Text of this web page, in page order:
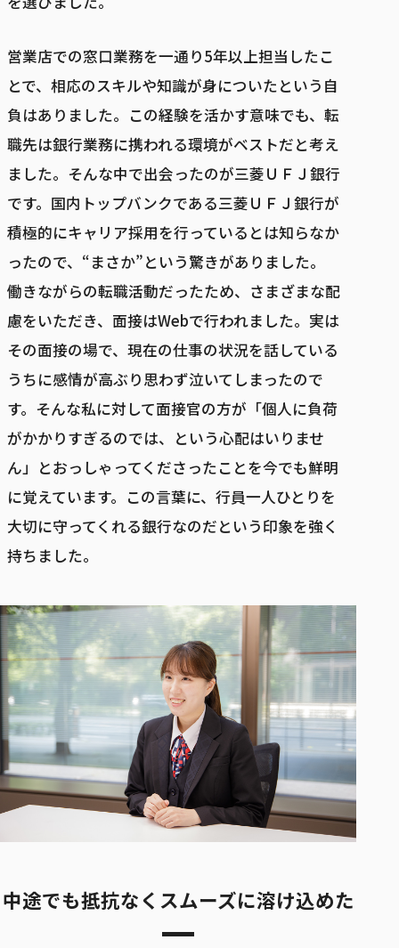
営業店での窓口業務を一通り5年以上担当したこ
とで、相応のスキルや知識が身についたという自
負はありました。この経験を活かす意味でも、転
職先は銀行業務に携われる環境がベストだと考え
ました。そんな中で出会ったのが三菱ＵＦＪ銀行
です。国内トップバンクである三菱ＵＦＪ銀行が
積極的にキャリア採用を行っているとは知らなか
ったので、“まさか”という驚きがありました。
働きながらの転職活動だったため、さまざまな配
慮をいただき、面接はWebで行われました。実は
その面接の場で、現在の仕事の状況を話している
うちに感情が高ぶり思わず泣いてしまったので
す。そんな私に対して面接官の方が「個人に負荷
がかかりすぎるのでは、という心配はいりませ
ん」とおっしゃってくださったことを今でも鮮明
に覚えています。この言葉に、行員一人ひとりを
大切に守ってくれる銀行なのだという印象を強く
持ちました。
中途でも抵抗なくスムーズに溶け込めた